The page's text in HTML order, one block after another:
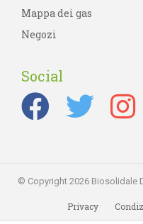
Mappa dei gas
Negozi
Social
© Copyright 2026 Biosolidale
Privacy